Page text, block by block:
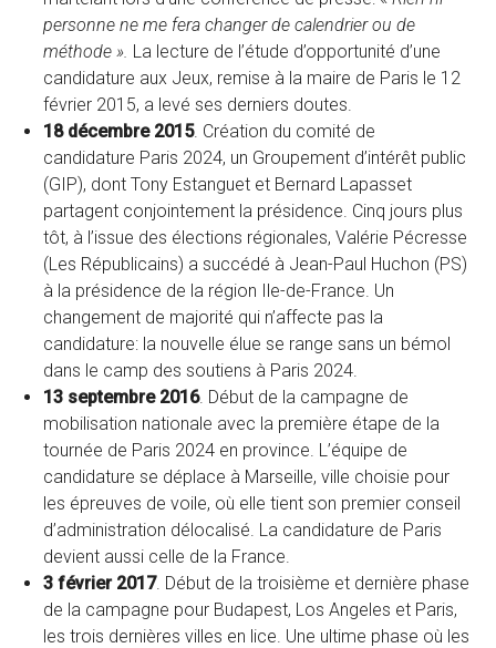
personne ne me fera changer de calendrier ou de
méthode ». La lecture de l’étude d’opportunité d’une
candidature aux Jeux, remise à la maire de Paris le 12
février 2015, a levé ses derniers doutes.
18 décembre 2015. Création du comité de
candidature Paris 2024, un Groupement d’intérêt public
(GIP), dont Tony Estanguet et Bernard Lapasset
partagent conjointement la présidence. Cinq jours plus
tôt, à l’issue des élections régionales, Valérie Pécresse
(Les Républicains) a succédé à Jean-Paul Huchon (PS)
à la présidence de la région Ile-de-France. Un
changement de majorité qui n’affecte pas la
candidature: la nouvelle élue se range sans un bémol
dans le camp des soutiens à Paris 2024.
13 septembre 2016. Début de la campagne de
mobilisation nationale avec la première étape de la
tournée de Paris 2024 en province. L’équipe de
candidature se déplace à Marseille, ville choisie pour
les épreuves de voile, où elle tient son premier conseil
d’administration délocalisé. La candidature de Paris
devient aussi celle de la France.
3 février 2017. Début de la troisième et dernière phase
de la campagne pour Budapest, Los Angeles et Paris,
les trois dernières villes en lice. Une ultime phase où les